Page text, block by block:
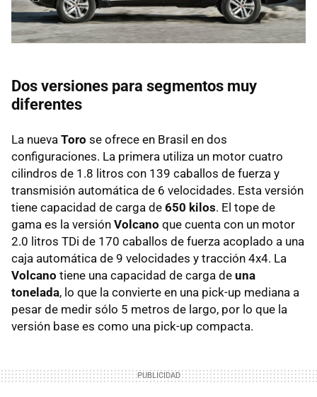
Dos versiones para segmentos muy
diferentes
La nueva Toro se ofrece en Brasil en dos
configuraciones. La primera utiliza un motor cuatro
cilindros de 1.8 litros con 139 caballos de fuerza y
transmisión automática de 6 velocidades. Esta versión
tiene capacidad de carga de 650 kilos. El tope de
gama es la versión Volcano que cuenta con un motor
2.0 litros TDi de 170 caballos de fuerza acoplado a una
caja automática de 9 velocidades y tracción 4x4. La
Volcano tiene una capacidad de carga de una
tonelada, lo que la convierte en una pick-up mediana a
pesar de medir sólo 5 metros de largo, por lo que la
versión base es como una pick-up compacta.